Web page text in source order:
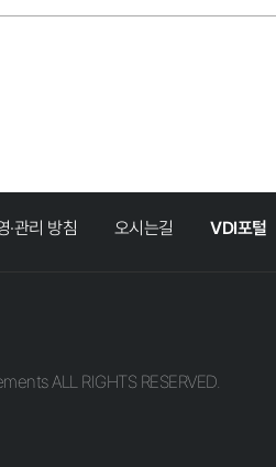
·관리 방침 오시는길 VDI포털
ALL RIGHTS RESERVED.